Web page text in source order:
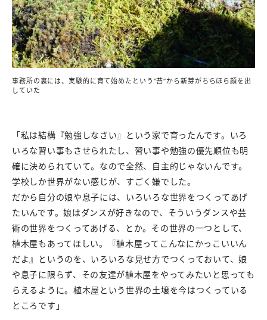
事務所の裏には、実験的に育て始めたという“苔”から新芽がちらほら顔を出
していた
「私は結構『勉強しなさい』という家で育ったんです。いろ
いろな習い事もさせられたし、習い事や勉強の優先順位も明
確に決められていて。なので全然、自主的じゃないんです。
学校しか世界がない感じが、すごく嫌でした。
だから自分の娘や息子には、いろいろな世界をつくってあげ
たいんです。娘はダンスが好きなので、そういうダンスや芸
術の世界をつくってあげる、とか。その世界の一つとして、
植木屋もあってほしい。『植木屋ってこんなにかっこいいん
だよ』というのを、いろいろな見せ方でつくっておいて、娘
や息子に限らず、その友達が植木屋をやってみたいと思っても
らえるように。植木屋という世界の土壌を今はつくっている
ところです」